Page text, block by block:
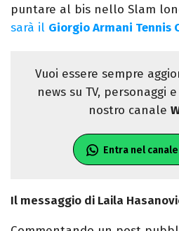
puntare al bis nello Slam
sarà il Giorgio Armani Tennis
Vuoi essere sempre
news su TV, personaggi
nostro canale
Entra nel
Il messaggio di Laila